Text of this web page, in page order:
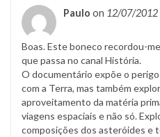
Paulo on 12/07/2012
Boas. Este boneco recordou-
que passa no canal História.
O documentário expõe o
com a Terra, mas também
aproveitamento da matéria
viagens espaciais e não só.
composições dos asteróides e